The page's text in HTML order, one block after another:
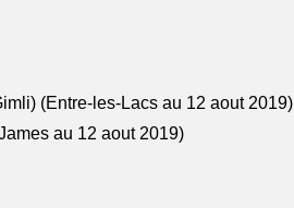
(Entre-les-Lacs au 12 aout 2019)
au 12 aout 2019)